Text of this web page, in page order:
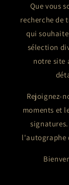
Que vous
recherche de
qui
sélection
notre site
Rejoignez-
moments et
l'autographe